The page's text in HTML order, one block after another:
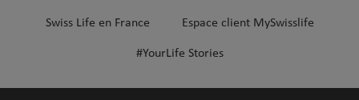
Swiss Life en France Espace client MySwisslife
#YourLife Stories